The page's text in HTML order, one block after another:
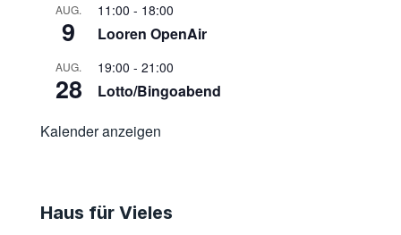
AUG.
9
11:00 - 18:00
Looren OpenAir
AUG.
28
19:00 - 21:00
Lotto/Bingoabend
Kalender anzeigen
Haus für Vieles